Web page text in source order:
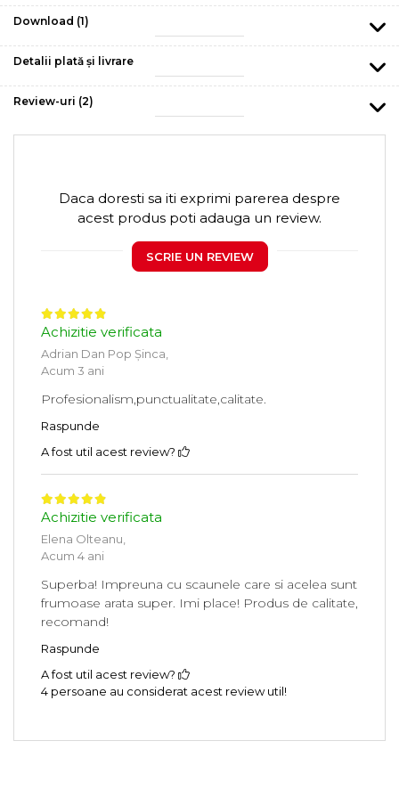
Download (1)
Detalii plată și livrare
Review-uri (2)
Daca doresti sa iti exprimi parerea despre
acest produs poti adauga un review.
SCRIE UN REVIEW
Achizitie verificata
Adrian Dan Pop Șinca,
Acum 3 ani
Profesionalism,punctualitate,calitate.
Raspunde
A fost util acest review?
Achizitie verificata
Elena Olteanu,
Acum 4 ani
Superba! Impreuna cu scaunele care si acelea sunt
frumoase arata super. Imi place! Produs de calitate,
recomand!
Raspunde
A fost util acest review?
4 persoane au considerat acest review util!